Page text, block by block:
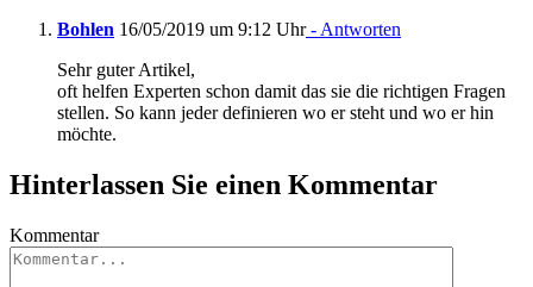
Bohlen 16/05/2019 um 9:12 Uhr- Antworten
Sehr guter Artikel,
oft helfen Experten schon damit das sie die richtigen Fragen
stellen. So kann jeder definieren wo er steht und wo er hin
möchte.
Hinterlassen Sie einen Kommentar
Kommentar